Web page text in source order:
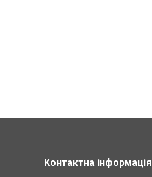
Контактна інформація